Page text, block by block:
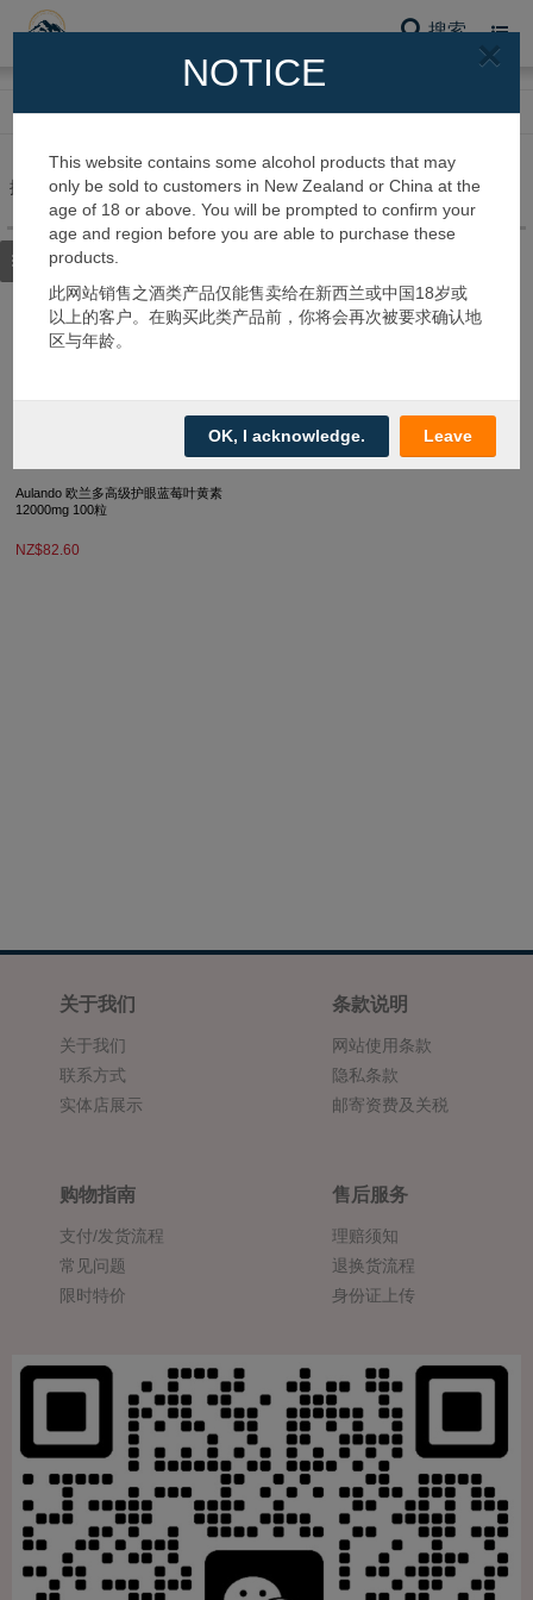
搜索
网站首页 护肤系列 眼部保养
筛选类别
搜到 1 个产品
Aulando 欧兰多高级护眼蓝莓叶黄素
12000mg 100粒
NZ$82.60
关于我们
关于我们
联系方式
实体店展示
条款说明
网站使用条款
隐私条款
邮寄资费及关税
购物指南
支付/发货流程
常见问题
限时特价
售后服务
理赔须知
退换货流程
身份证上传
×
NOTICE
This website contains some alcohol products that may
only be sold to customers in New Zealand or China at the
age of 18 or above. You will be prompted to confirm your
age and region before you are able to purchase these
products.
此网站销售之酒类产品仅能售卖给在新西兰或中国18岁或
以上的客户。在购买此类产品前，你将会再次被要求确认地
区与年龄。
OK, I acknowledge. Leave